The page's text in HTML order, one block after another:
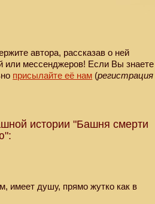
автора, рассказав о ней
или мессенджеров! Если Вы знаете
присылайте её нам (регистрация
истории "Башня смерти
имеет душу, прямо жутко как в